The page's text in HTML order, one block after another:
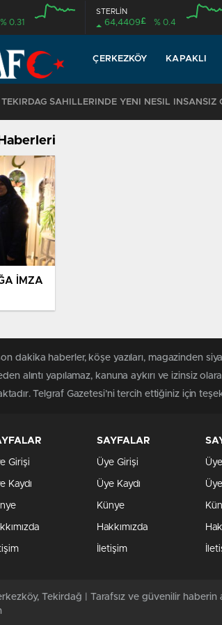
% 0.31
STERLİN
64,4409£ % 0.4
ÇERKEZKÖY KAPAKLI
İMZA
dakika haberler, köşe yazıları, magazinden
alıntı yapılamaz, kanuna aykırı ve izinsiz
Telgraf Gazetesi’ni tercih ettiğiniz için
Girişi
Kaydı
SAYFALAR
Üye Girişi
Üye Kaydı
Künye
Hakkımızda
İletişim
Tekirdağ | Tarafsız ve güvenilir haberin